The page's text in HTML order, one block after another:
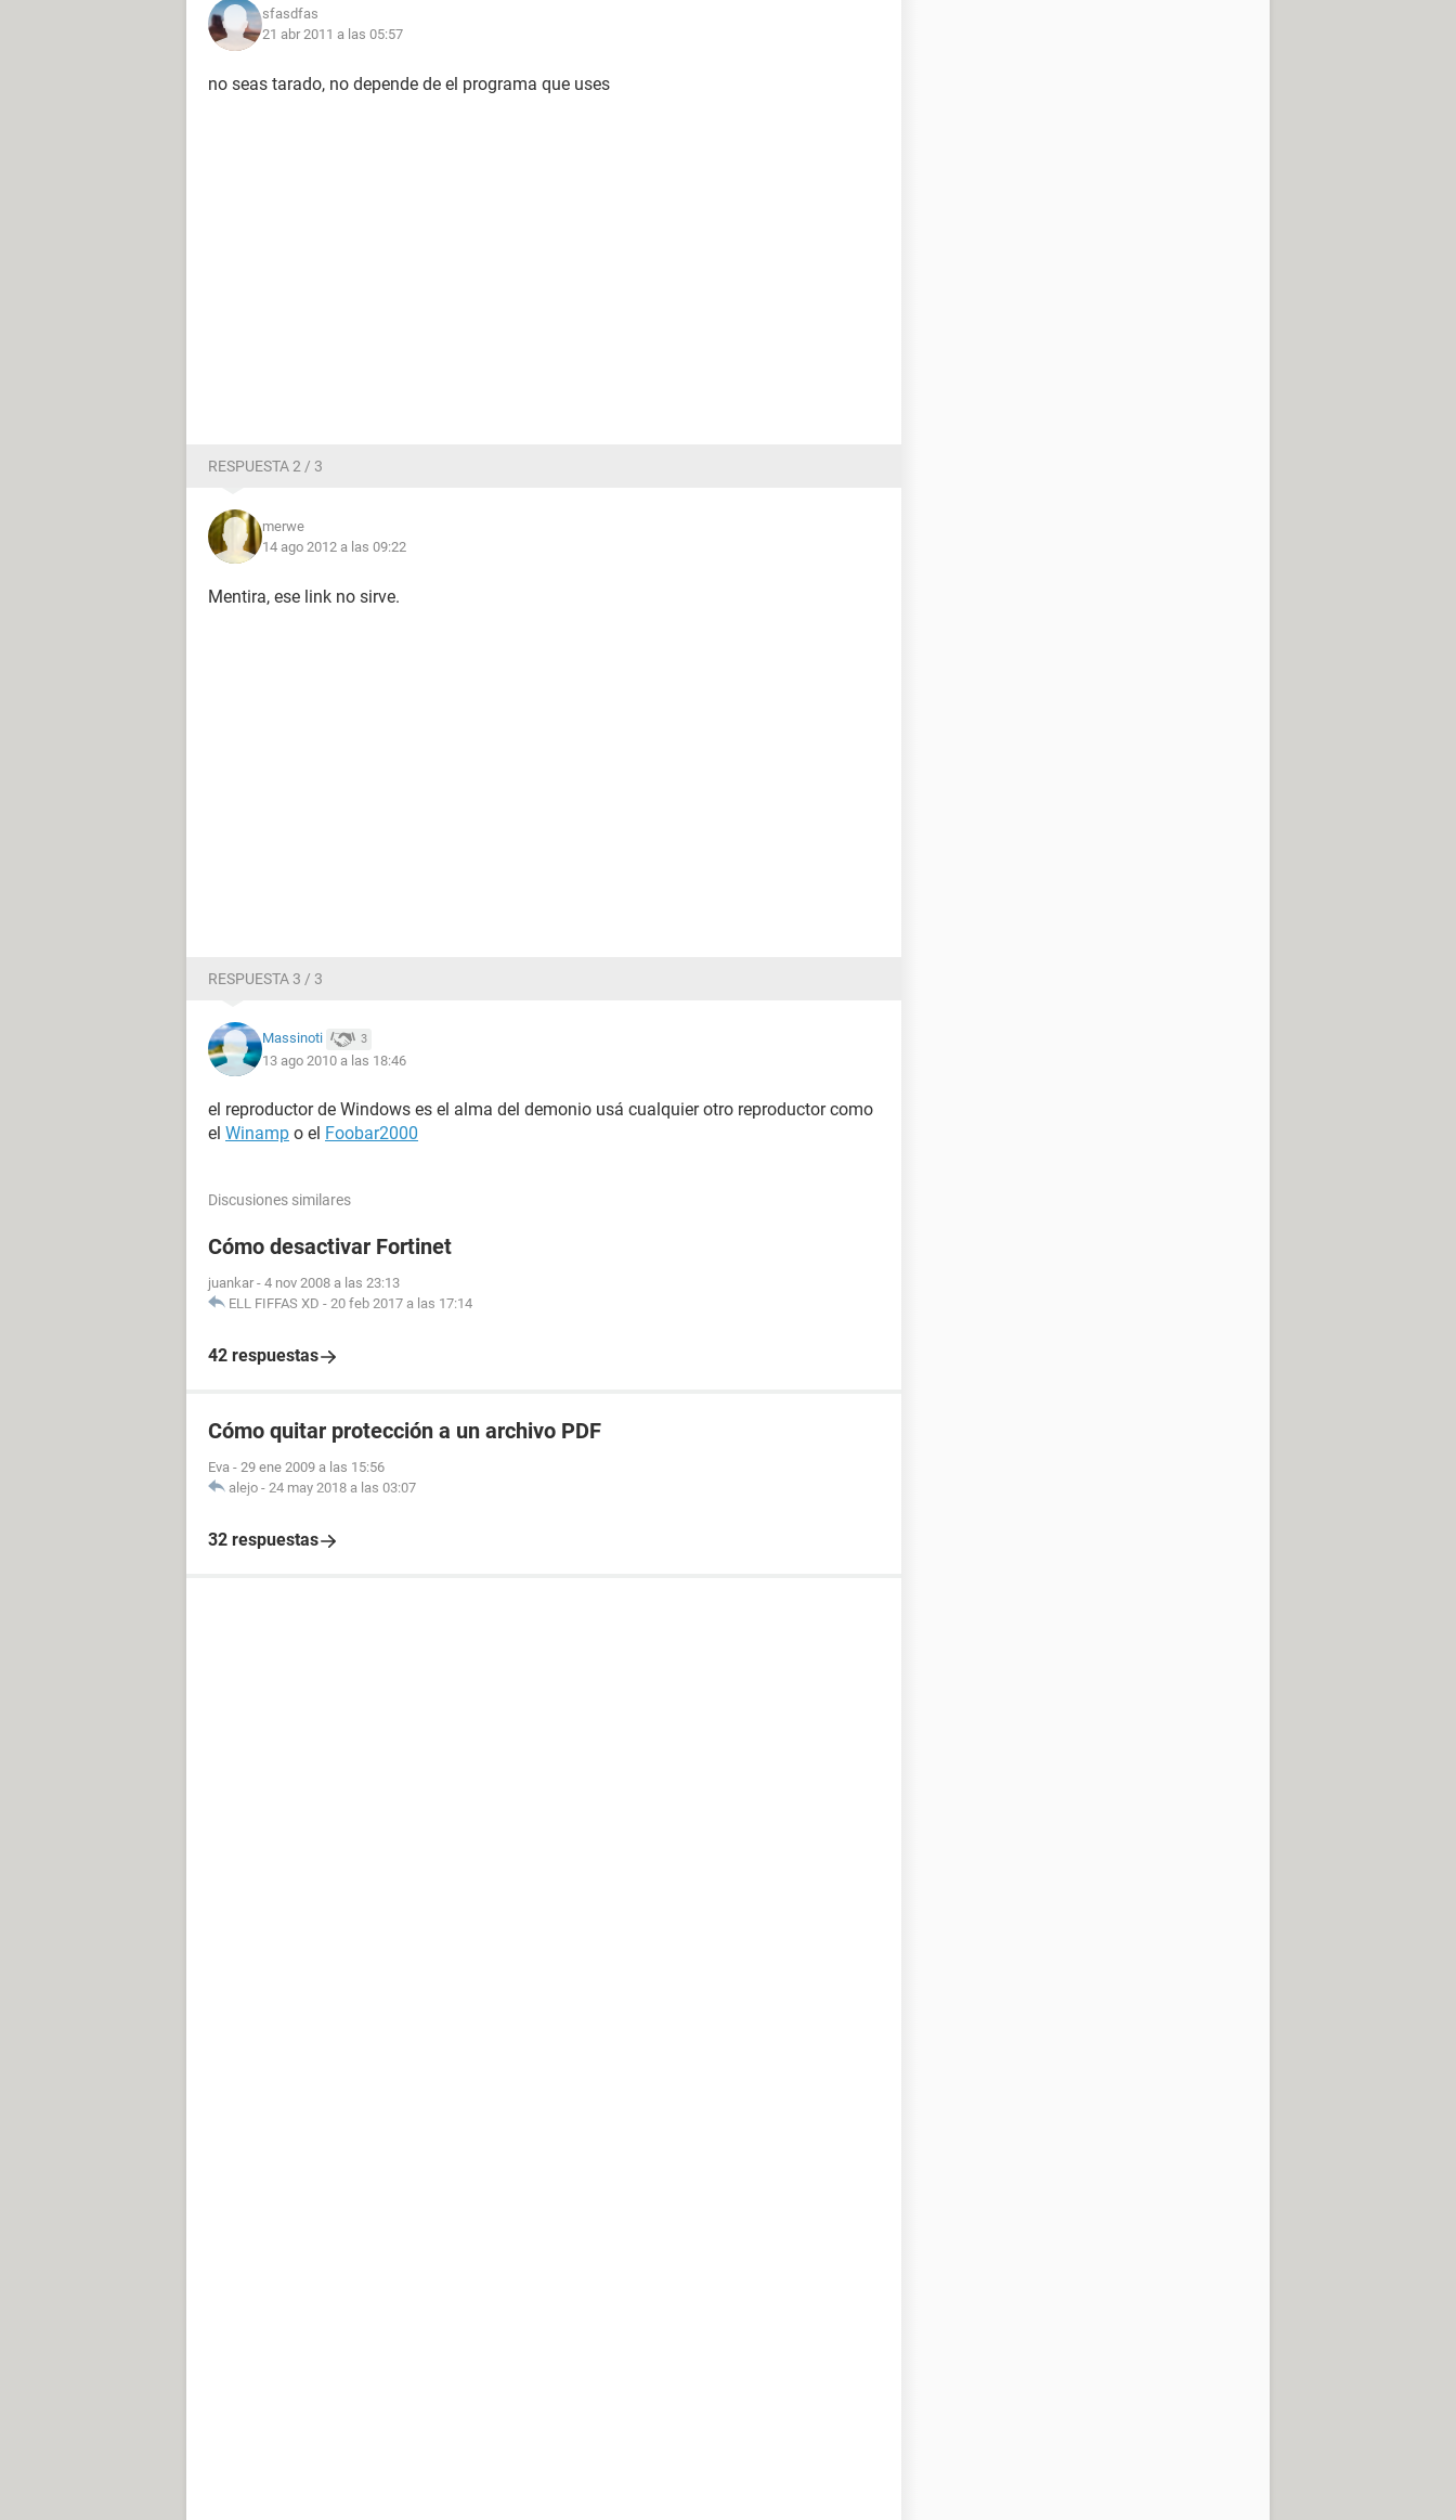
sfasdfas
21 abr 2011 a las 05:57
no seas tarado, no depende de el programa que uses
RESPUESTA 2 / 3
merwe
14 ago 2012 a las 09:22
Mentira, ese link no sirve.
RESPUESTA 3 / 3
Massinoti 3
13 ago 2010 a las 18:46
el reproductor de Windows es el alma del demonio usá cualquier otro reproductor como
el Winamp o el Foobar2000
Discusiones similares
Cómo desactivar Fortinet
juankar - 4 nov 2008 a las 23:13
ELL FIFFAS XD - 20 feb 2017 a las 17:14
42 respuestas
Cómo quitar protección a un archivo PDF
Eva - 29 ene 2009 a las 15:56
alejo - 24 may 2018 a las 03:07
32 respuestas